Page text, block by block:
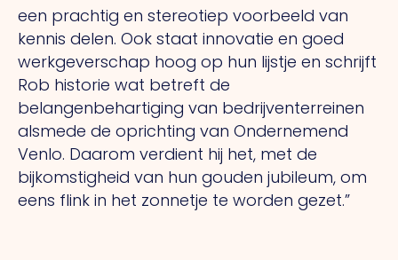
een prachtig en stereotiep voorbeeld van
kennis delen. Ook staat innovatie en goed
werkgeverschap hoog op hun lijstje en schrijft
Rob historie wat betreft de
belangenbehartiging van bedrijventerreinen
alsmede de oprichting van Ondernemend
Venlo. Daarom verdient hij het, met de
bijkomstigheid van hun gouden jubileum, om
eens flink in het zonnetje te worden gezet.”